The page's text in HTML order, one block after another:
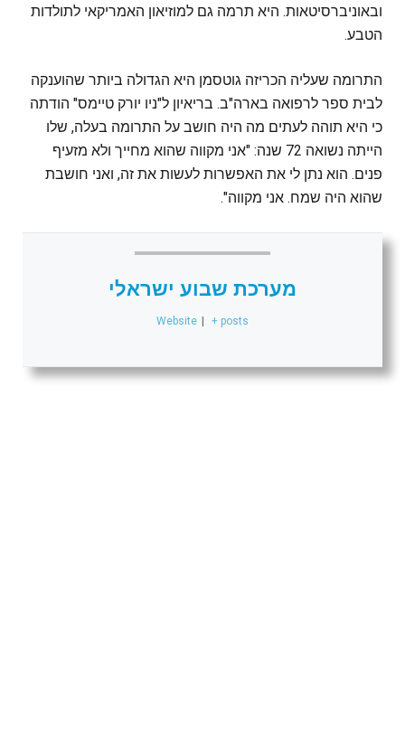
ובאוניברסיטאות. היא תרמה גם למוזיאון האמריקאי לתולדות
הטבע.
התרומה שעליה הכריזה גוטסמן היא הגדולה ביותר שהוענקה
לבית ספר לרפואה בארה"ב. בריאיון ל"ניו יורק טיימס" הודתה
כי היא תוהה לעתים מה היה חושב על התרומה בעלה, שלו
הייתה נשואה 72 שנה: "אני מקווה שהוא מחייך ולא מזעיף
פנים. הוא נתן לי את האפשרות לעשות את זה, ואני חושבת
שהוא היה שמח. אני מקווה".
מערכת שבוע ישראלי
Website | + posts